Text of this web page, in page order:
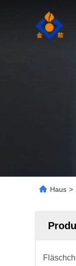
Haus >